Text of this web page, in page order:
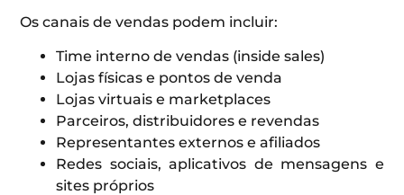
Os canais de vendas podem incluir:
Time interno de vendas (inside sales)
Lojas físicas e pontos de venda
Lojas virtuais e marketplaces
Parceiros, distribuidores e revendas
Representantes externos e afiliados
Redes sociais, aplicativos de mensagens e
sites próprios